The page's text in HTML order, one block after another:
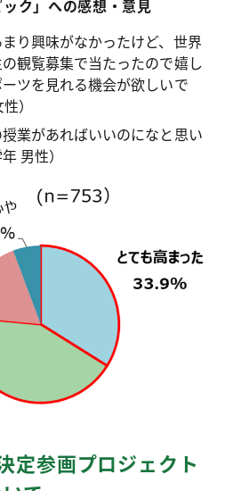
ック」への感想・意見
り興味がなかったけど、世界
観覧募集で当たったので嬉し
ツを見れる機会が欲しいで
）
業があればいいのになと思い
男性）
参画プロジェクト